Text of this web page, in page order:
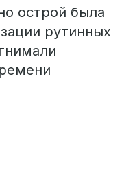
острой была
рутинных